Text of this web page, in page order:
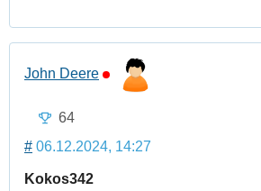
John Deere
64
# 06.12.2024, 14:27
Kokos342